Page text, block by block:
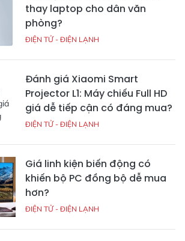
thay laptop cho dân văn
phòng?
ĐIỆN TỬ - ĐIỆN LẠNH
Đánh giá Xiaomi Smart
Projector L1: Máy chiếu Full HD
giá dễ tiếp cận có đáng mua?
ĐIỆN TỬ - ĐIỆN LẠNH
Giá linh kiện biến động có
khiến bộ PC đồng bộ dễ mua
hơn?
ĐIỆN TỬ - ĐIỆN LẠNH